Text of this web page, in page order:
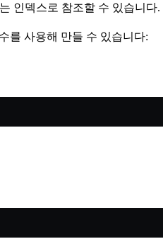
인덱스로 참조할 수 있습니다.
를 사용해 만들 수 있습니다: